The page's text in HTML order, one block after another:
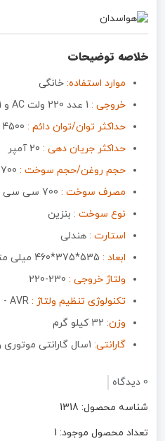
خلاصه توضیحات
موارد استفاده: خانگی
خروجی : 1 عدد 220 ولت AC و 1 عدد خروجی 12 ولت DC
حداکثر توان/توان دائم : 4500 وات/4200 وات
حداکثر جریان دهی : 20 آمپر
حجم روغن/حجم سوخت : 700سی سی/7 لیتر
مصرف سوخت : 700 سی سی در هر ساعت
نوع سوخت : بنزین
استارت : هندلی
ابعاد :
ولتاژ خروجی :
تکنولوژی تنظیم ولتاژ : AVR - اینورتر
وزن: 32 کیلو گرم
گارانتی:
0 دیدگاه
شناسه محصول: 1318
تعداد محصول موجود: 1